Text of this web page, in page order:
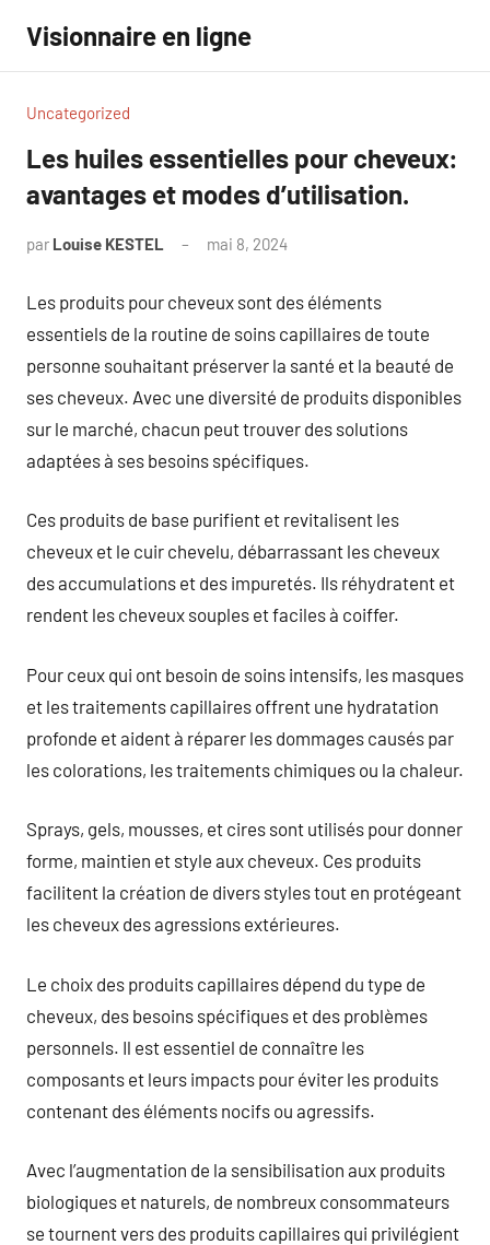
contenu
Visionnaire en ligne
Uncategorized
Les huiles essentielles pour cheveux:
avantages et modes d’utilisation.
par Louise KESTEL mai 8, 2024
Les produits pour cheveux sont des éléments
essentiels de la routine de soins capillaires de toute
personne souhaitant préserver la santé et la beauté de
ses cheveux. Avec une diversité de produits disponibles
sur le marché, chacun peut trouver des solutions
adaptées à ses besoins spécifiques.
Ces produits de base purifient et revitalisent les
cheveux et le cuir chevelu, débarrassant les cheveux
des accumulations et des impuretés. Ils réhydratent et
rendent les cheveux souples et faciles à coiffer.
Pour ceux qui ont besoin de soins intensifs, les masques
et les traitements capillaires offrent une hydratation
profonde et aident à réparer les dommages causés par
les colorations, les traitements chimiques ou la chaleur.
Sprays, gels, mousses, et cires sont utilisés pour donner
forme, maintien et style aux cheveux. Ces produits
facilitent la création de divers styles tout en protégeant
les cheveux des agressions extérieures.
Le choix des produits capillaires dépend du type de
cheveux, des besoins spécifiques et des problèmes
personnels. Il est essentiel de connaître les
composants et leurs impacts pour éviter les produits
contenant des éléments nocifs ou agressifs.
Avec l’augmentation de la sensibilisation aux produits
biologiques et naturels, de nombreux consommateurs
se tournent vers des produits capillaires qui privilégient